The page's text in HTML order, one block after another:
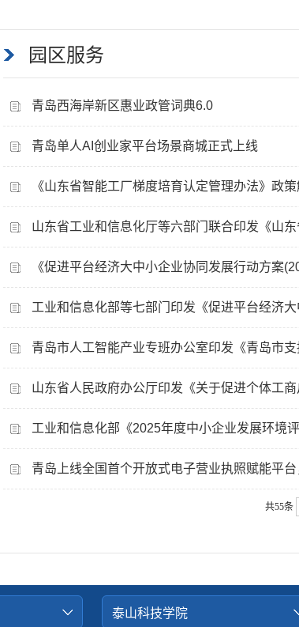
园区服务
青岛西海岸新区惠业政管词典6.0
青岛单人AI创业家平台场景商城正式上线
《山东省智能工厂梯度培育认定管理办法》政
山东省工业和信息化厅等六部门联合印发《山
《促进平台经济大中小企业协同发展行动方案
工业和信息化部等七部门印发《促进平台经济
青岛市人工智能产业专班办公室印发《青岛市
山东省人民政府办公厅印发《关于促进个体工
工业和信息化部《2025年度中小企业发展环境
青岛上线全国首个开放式电子营业执照赋能平
共55条